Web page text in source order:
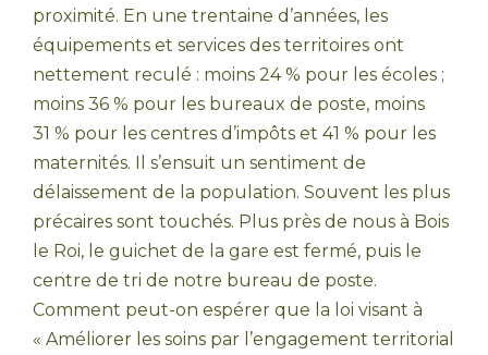
proximité. En une trentaine d’années, les
équipements et services des territoires ont
nettement reculé : moins 24 % pour les écoles ;
moins 36 % pour les bureaux de poste, moins
31 % pour les centres d’impôts et 41 % pour les
maternités. Il s’ensuit un sentiment de
délaissement de la population. Souvent les plus
précaires sont touchés. Plus près de nous à Bois
le Roi, le guichet de la gare est fermé, puis le
centre de tri de notre bureau de poste.
Comment peut-on espérer que la loi visant à
« Améliorer les soins par l’engagement territorial